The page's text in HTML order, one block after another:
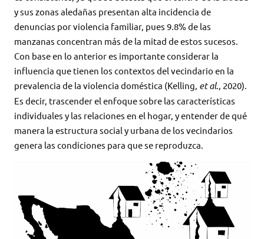
y sus zonas aledañas presentan alta incidencia de
denuncias por violencia familiar, pues 9.8% de las
manzanas concentran más de la mitad de estos sucesos.
Con base en lo anterior es importante considerar la
influencia que tienen los contextos del vecindario en la
prevalencia de la violencia doméstica (Kelling, et al., 2020).
Es decir, trascender el enfoque sobre las características
individuales y las relaciones en el hogar, y entender de qué
manera la estructura social y urbana de los vecindarios
genera las condiciones para que se reproduzca.